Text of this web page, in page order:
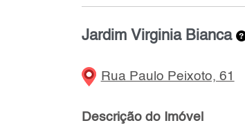
Jardim Virginia Bianca
Rua Paulo Peixoto, 61
Descrição do Imóvel